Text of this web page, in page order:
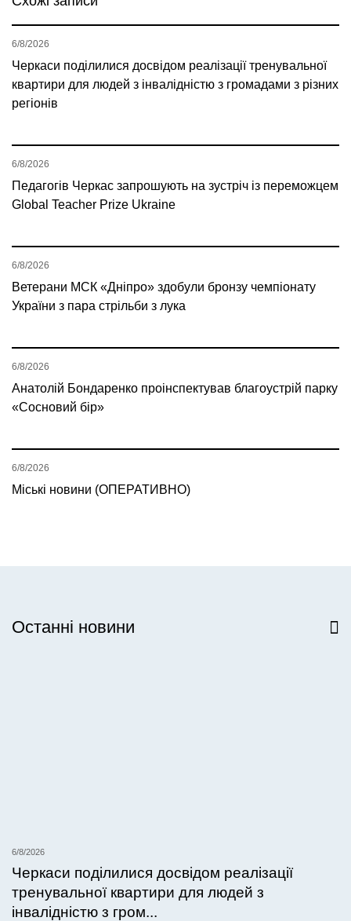
Черкаси поділилися досвідом реалізації тренувальної
квартири для людей з інвалідністю з громадами з різних
регіонів
6/8/2026
Педагогів Черкас запрошують на зустріч із переможцем
Global Teacher Prize Ukraine
6/8/2026
Ветерани МСК «Дніпро» здобули бронзу чемпіонату
України з пара стрільби з лука
6/8/2026
Анатолій Бондаренко проінспектував благоустрій парку
«Сосновий бір»
6/8/2026
Міські новини (ОПЕРАТИВНО)
6/8/2026
Останні новини
6/8/2026
Черкаси поділилися досвідом реалізації
тренувальної квартири для людей з
інвалідністю з гром...